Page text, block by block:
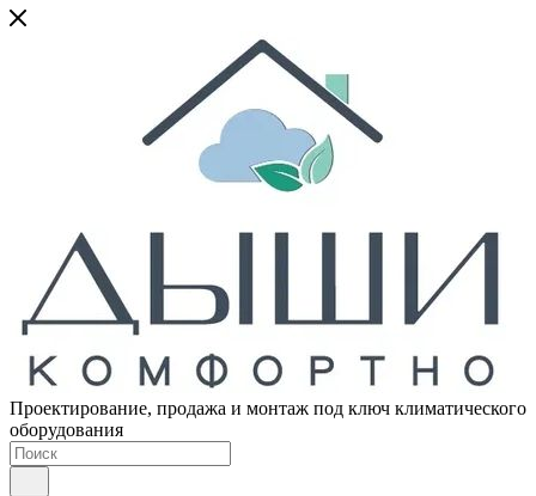
Проектирование, продажа и монтаж под ключ климатического
оборудования